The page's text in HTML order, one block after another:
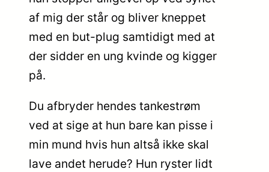
af mig der står og bliver kneppet
med en but-plug samtidigt med at
der sidder en ung kvinde og kigger
på.
Du afbryder hendes tankestrøm
ved at sige at hun bare kan pisse i
min mund hvis hun altså ikke skal
lave andet herude? Hun ryster lidt